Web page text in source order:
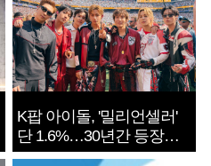
K팝 아이돌, '밀리언셀러'
단 1.6%…30년간 등장
1182개팀 전수조사